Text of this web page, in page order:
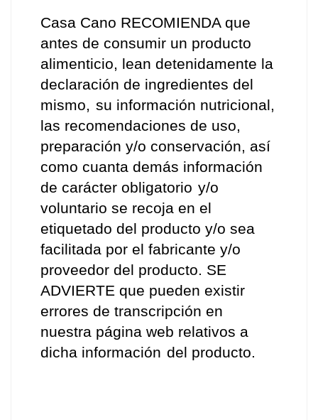
Casa Cano RECOMIENDA que
antes de consumir un producto
alimenticio, lean detenidamente la
declaración de ingredientes del
mismo, su información nutricional,
las recomendaciones de uso,
preparación y/o conservación, así
como cuanta demás información
de carácter obligatorio y/o
voluntario se recoja en el
etiquetado del producto y/o sea
facilitada por el fabricante y/o
proveedor del producto. SE
ADVIERTE que pueden existir
errores de transcripción en
nuestra página web relativos a
dicha información del producto.